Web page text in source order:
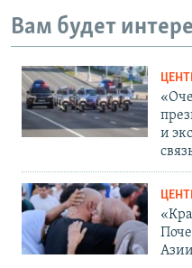
Вам будет
и